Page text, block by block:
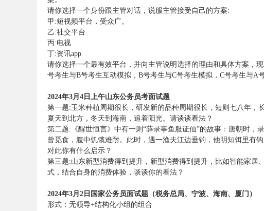
请你选择一个身份跟主管对话，说服主管接受自己的方案:
甲:短视频平台，受众广。
乙:社交平台
丙:电视
丁:资讯app
请你选择一个最有效平台，并向主管说明选择的理由和具体方案，
号考生与B号考生互动模拟，B号考生与C号考生模拟，C号考生与A
2024年3月4日上午山东公务员考面试题
第一题:玉米种植周期很长，研发新的品种周期很长，短则七八年
夏天到北方，冬天到海南，追着阳光。请谈谈看法？
第二题:《醒世恒言》中有一则“薛录事鱼服证仙”的故事：唐朝时
曾觅食，腹中饥饿难耐。此时，遇一渔夫江边垂钓，他明知饵里有
对此你有什么启示？
第三题:山东新型消费得到提升，新型消费得到提升，比如智能家
式，结合自身的消费体验，谈谈你的看法？
2024年3月2日国家公务员面试题（税务总局、宁波、海南、厦门）
形式：无领导+结构化小组的组合